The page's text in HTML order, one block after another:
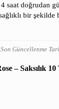
doğrudan
bir
Güncellenme
– Saksılık